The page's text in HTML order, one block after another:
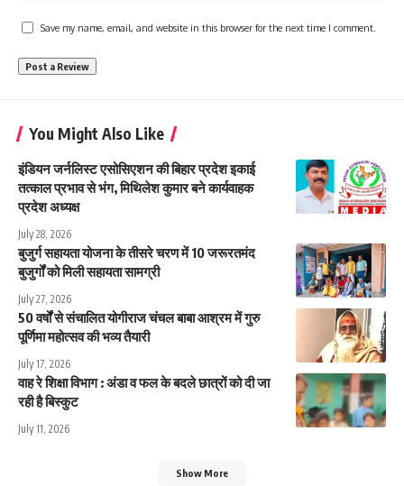
Save my name, email, and website in this browser for the next time I comment.
You Might Also Like
इंडियन जर्नलिस्ट एसोसिएशन की बिहार प्रदेश इकाई
तत्काल प्रभाव से भंग, मिथिलेश कुमार बने कार्यवाहक
प्रदेश अध्यक्ष
July 28, 2026
बुजुर्ग सहायता योजना के तीसरे चरण में 10 जरूरतमंद
बुजुर्गों को मिली सहायता सामग्री
July 27, 2026
50 वर्षों से संचालित योगीराज चंचल बाबा आश्रम में गुरु
पूर्णिमा महोत्सव की भव्य तैयारी
July 17, 2026
वाह रे शिक्षा विभाग : अंडा व फल के बदले छात्रों को दी जा
रही है बिस्कुट
July 11, 2026
Show More